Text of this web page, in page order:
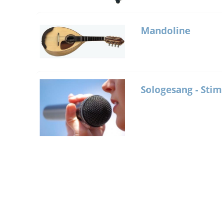
Mandoline
Sologesang -